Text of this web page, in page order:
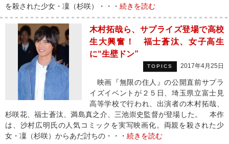
を殺された少女・凜（杉咲）・・・ 続きを読む
木村拓哉ら、サプライズ登場で高校
生大興奮！ 福士蒼汰、女子高生
に“生壁ドン”
TOPICS 2017年4月25日
映画『無限の住人』の公開直前サプラ
イズイベントが２５日、埼玉県立富士見
高等学校で行われ、出演者の木村拓哉、
杉咲花、福士蒼汰、満島真之介、三池崇史監督が登場した。 本作
は、沙村広明氏の人気コミックを実写映画化。両親を殺された少
女・凜（杉咲）からあだ討ちの・・・ 続きを読む